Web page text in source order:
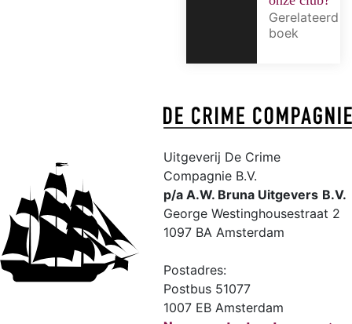
Gerelateerd
boek
Uitgeverij De Crime
Compagnie B.V.
p/a A.W. Bruna Uitgevers B.V.
George Westinghousestraat 2
1097 BA Amsterdam
Postadres:
Postbus 51077
1007 EB Amsterdam